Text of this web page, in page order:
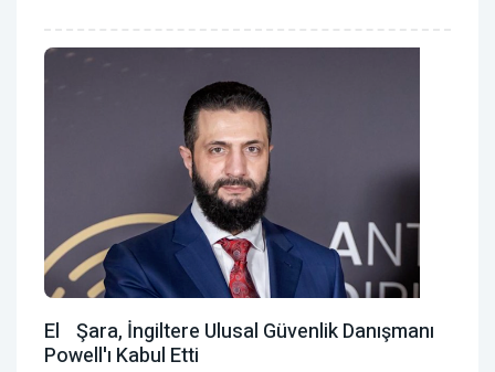
El Şara, İngiltere Ulusal Güvenlik Danışmanı
Powell'ı Kabul Etti